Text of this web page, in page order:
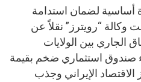
لضمان استدامة
وكالة “رويترز” نقلاً عن
الجاري بين الولايات
صندوق استثماري ضخم بقيمة
الاقتصاد الإيراني وجذب